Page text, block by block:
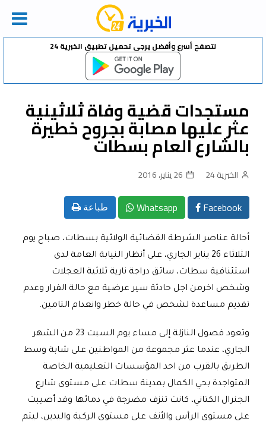
Skip
لتصفح أسرع وأفضل يرجى تحميل تطبيق الخبرية 24
مستجدات قضية وفاة ثلاثينية
عثر عليها مصابة بجروح خطيرة
بالشارع العام بسطات
الخبرية 24 26 يناير، 2016
Facebook
Whatsapp طباعة
أحالة عناصر الشرطة القضائية الولائية بسطات، صباح يوم
الثلاثاء 26 يناير الجاري، على أنظار النيابة العامة لدى
استئنافية سطات، سائق دراجة نارية ثلاثية العجلات
وشخص اخرمن اجل حادثة سير عرضية مع حالة الفرار وعدم
تقديم مساعدة لشخص في حالة خطر وانعدام التامين.
وتعود فصول النازلة إلى مساء يوم السبت 23 من الشهر
الجاري، عندما عثر مجموعة من المواطنين على شابة وسط
الطريق بالقرب من احد المؤسسات التعليمية الخاصة
المتواجدة بحي الكمال بمدينة سطات على مستوى شارع
الجنرال الكتاني، كانت تنزف مضرجة في دمائها وقد أصيبت
على مستوى الرأس والأنف على مستوى الركبة واليدين، ليتم